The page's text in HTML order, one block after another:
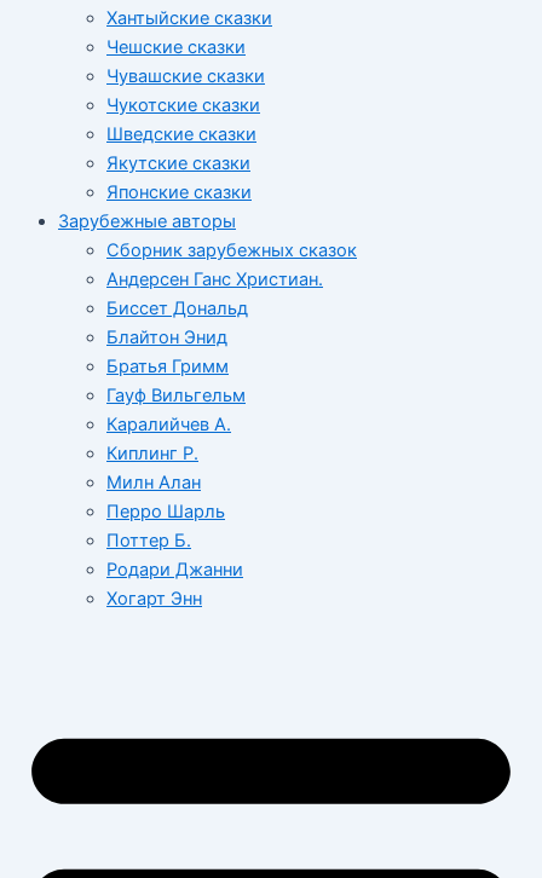
Хантыйские сказки
Чешские сказки
Чувашские сказки
Чукотские сказки
Шведские сказки
Якутские сказки
Японские сказки
Зарубежные авторы
Сборник зарубежных сказок
Андерсен Ганс Христиан.
Биссет Дональд
Блайтон Энид
Братья Гримм
Гауф Вильгельм
Каралийчев А.
Киплинг Р.
Милн Алан
Перро Шарль
Поттер Б.
Родари Джанни
Хогарт Энн